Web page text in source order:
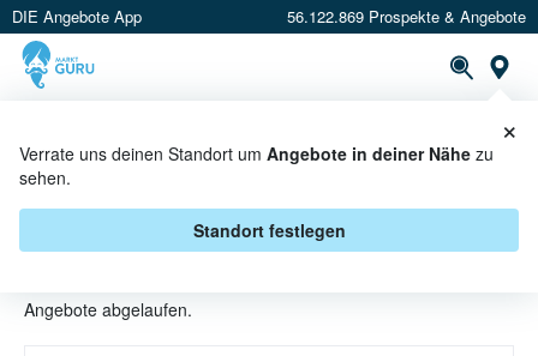
DIE Angebote App 56.122.869 Prospekte & Angebote
Verrate uns deinen Standort um Angebote in deiner Nähe zu
sehen.
Standort festlegen
×
HUNDEFUTTER ANGEBOTE &
AKTIONEN BEI CAP MARKT
Angebote abgelaufen.